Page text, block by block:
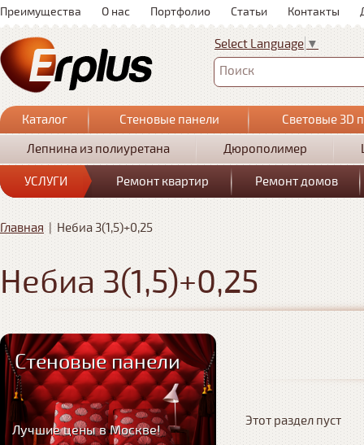
Преимущества О нас Портфолио Статьи Контакты
Select Language ▼
Поиск
Каталог Стеновые панели
Световые 3D
Лепнина из полиуретана
Дюрополимер
УСЛУГИ Ремонт квартир Ремонт домов
Главная | Небиа 3(1,5)+0,25
Небиа 3(1,5)+0,25
Этот раздел пуст
Стеновые панели
Лучшие цены в Москве!